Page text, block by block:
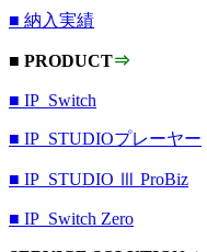
■ 納入実績
■ PRODUCT⇒
■ IP_Switch
■ IP_STUDIOプレーヤー
■ IP_STUDIO Ⅲ ProBiz
■ IP_Switch Zero